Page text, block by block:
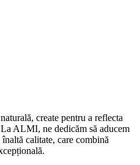
create pentru a reflecta
ALMI, ne dedicăm să aducem
calitate, care combină